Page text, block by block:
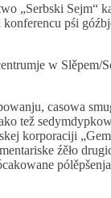
„Serbski Sejm“
konferencu pśi
w Slěpem/
casowa
tež
korporaciji
źěło